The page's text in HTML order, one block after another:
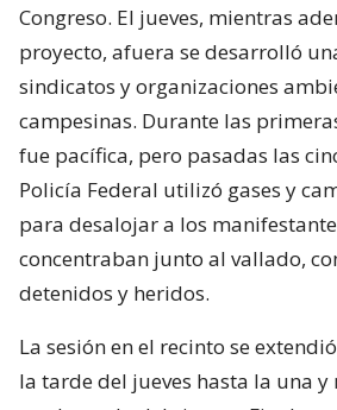
Congreso. El jueves, mientras
proyecto, afuera se desarrolló
sindicatos y organizaciones
campesinas. Durante las
fue pacífica, pero pasadas las
Policía Federal utilizó gases y
para desalojar a los
concentraban junto al vallado,
detenidos y heridos.
La sesión en el recinto se
la tarde del jueves hasta la una y